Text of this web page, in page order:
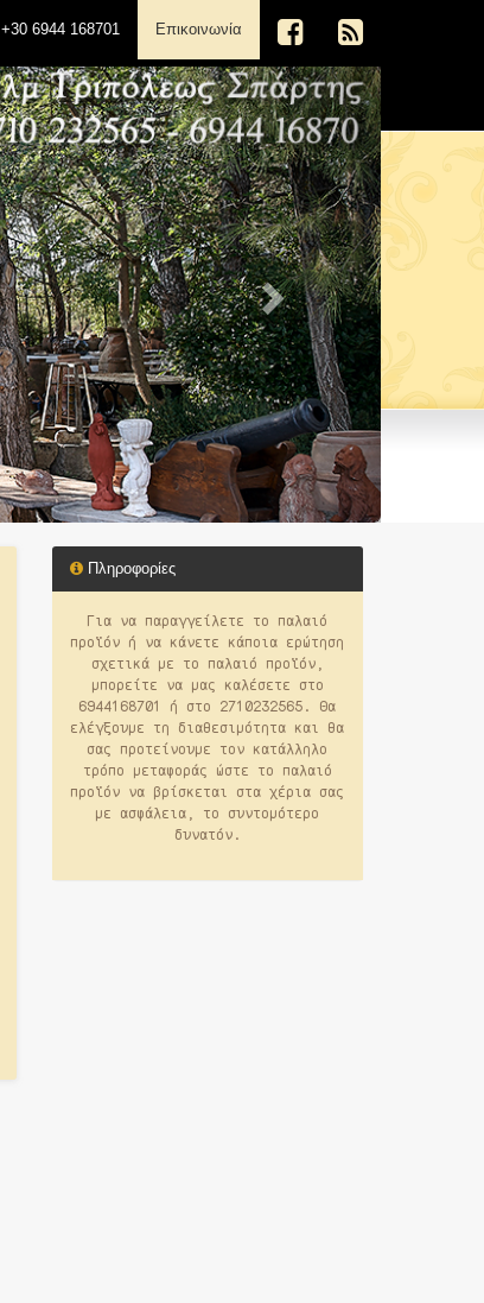
+30 6944 168701 Επικοινωνία (current)
Next
Πληροφορίες
Για να παραγγείλετε το παλαιό
προϊόν ή να κάνετε κάποια ερώτηση
σχετικά με το παλαιό προϊόν,
μπορείτε να μας καλέσετε στο
6944168701 ή στο 2710232565. Θα
ελέγξουμε τη διαθεσιμότητα και θα
σας προτείνουμε τον κατάλληλο
τρόπο μεταφοράς ώστε το παλαιό
προϊόν να βρίσκεται στα χέρια σας
με ασφάλεια, το συντομότερο
δυνατόν.